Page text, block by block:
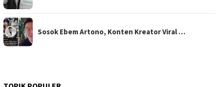
Sosok Ebem Artono, Konten Kreator Viral …